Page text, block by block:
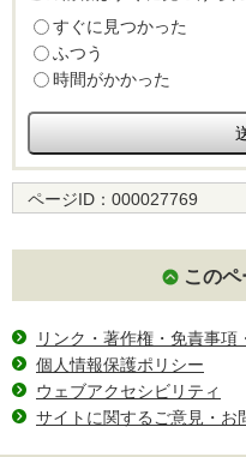
すぐに見つかった
ふつう
時間がかかった
ページID： 000027769
この
リンク・著作権・免責事項
個人情報保護ポリシー
ウェブアクセシビリティ
サイトに関するご意見・お